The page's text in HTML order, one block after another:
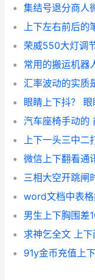
上下左右前后的
眼睛上下抖？
求神乞全文 上下